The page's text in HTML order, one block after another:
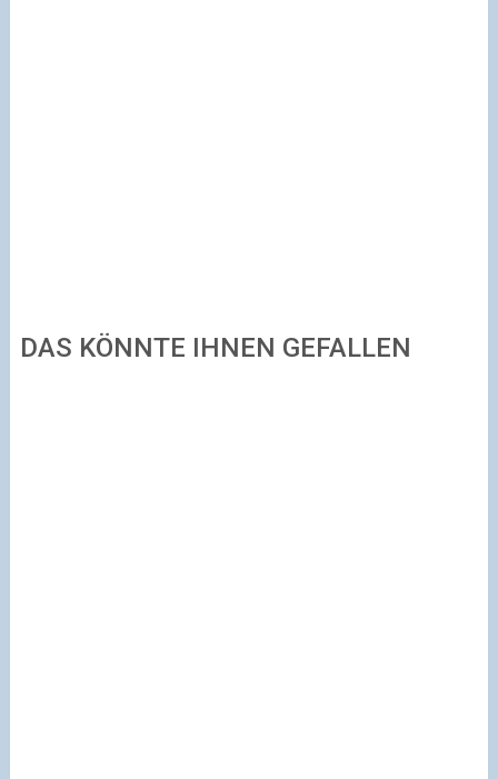
DAS KÖNNTE IHNEN GEFALLEN